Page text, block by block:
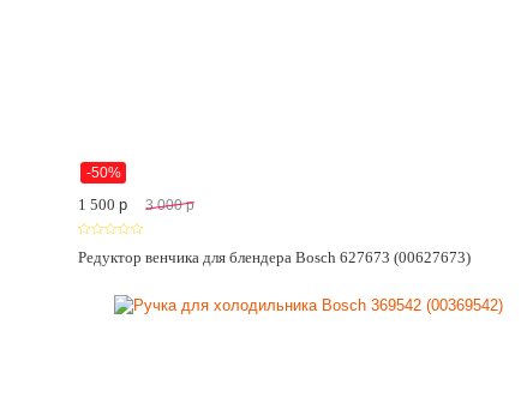
-50%
1 500 p 3 000 p
Редуктор венчика для блендера Bosch 627673 (00627673)